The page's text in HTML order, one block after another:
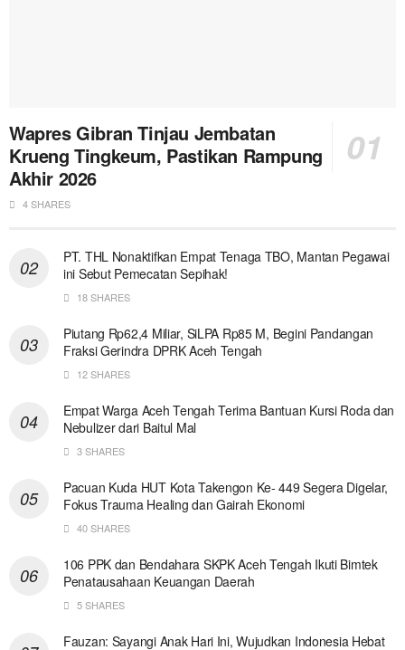
Wapres Gibran Tinjau Jembatan
Krueng Tingkeum, Pastikan Rampung
Akhir 2026
4 SHARES
PT. THL Nonaktifkan Empat Tenaga TBO, Mantan Pegawai
ini Sebut Pemecatan Sepihak!
18 SHARES
Piutang Rp62,4 Miliar, SiLPA Rp85 M, Begini Pandangan
Fraksi Gerindra DPRK Aceh Tengah
12 SHARES
Empat Warga Aceh Tengah Terima Bantuan Kursi Roda dan
Nebulizer dari Baitul Mal
3 SHARES
Pacuan Kuda HUT Kota Takengon Ke- 449 Segera Digelar,
Fokus Trauma Healing dan Gairah Ekonomi
40 SHARES
106 PPK dan Bendahara SKPK Aceh Tengah Ikuti Bimtek
Penatausahaan Keuangan Daerah
5 SHARES
Fauzan: Sayangi Anak Hari Ini, Wujudkan Indonesia Hebat